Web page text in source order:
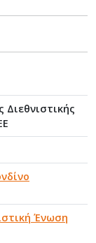
Διεθνιστικής
Ένωση